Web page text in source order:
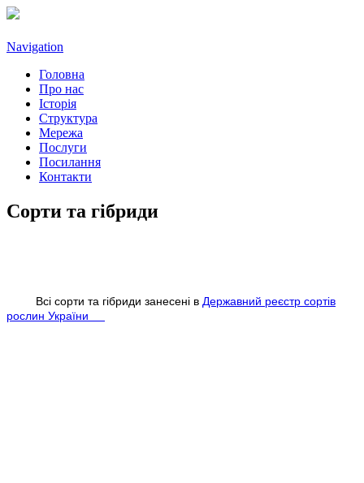
Navigation
Головна
Про нас
Історія
Структура
Мережа
Послуги
Посилання
Контакти
Сорти та гібриди
Всі сорти та гібриди занесені в Державний реєстр сортів
рослин України